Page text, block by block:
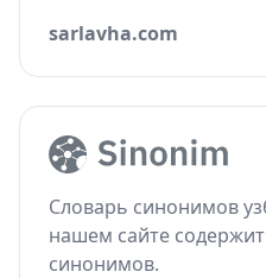
sarlavha.com
Словарь синонимов
нашем сайте
синонимов.